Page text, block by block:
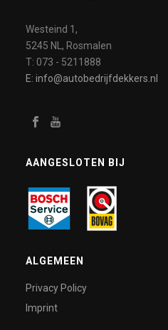
Westeind 1,
5245 NL, Rosmalen
T: 073 - 5211888
E: info@autobedrijfdekkers.nl
AANGESLOTEN BIJ
ALGEMEEN
Privacy Policy
Imprint